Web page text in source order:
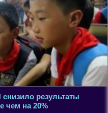
результаты
чем на 20%